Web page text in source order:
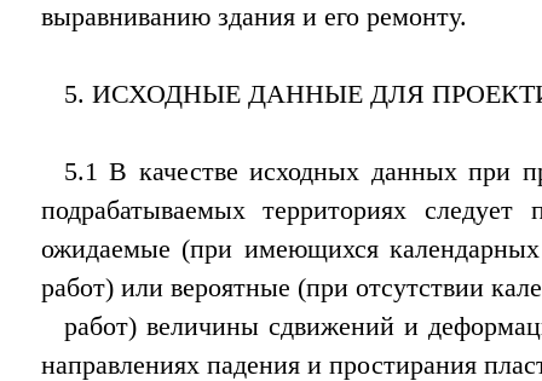
выравниванию здания и его ремонту.
5. ИСХОДНЫЕ ДАННЫЕ ДЛЯ
5.1 В качестве исходных данных при
подрабатываемых территориях следует
ожидаемые (при имеющихся
работ) или вероятные (при отсутствии
работ) величины сдвижений и
направлениях падения и простирания